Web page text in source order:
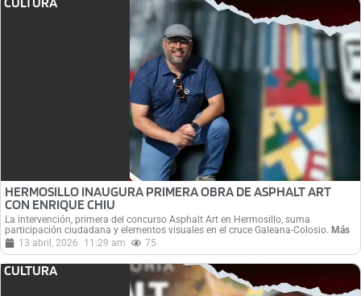
HERMOSILLO INAUGURA PRIMERA OBRA DE ASPHALT ART
CON ENRIQUE CHIU
La intervención, primera del concurso Asphalt Art en Hermosillo, suma
participación ciudadana y elementos visuales en el cruce Galeana-Colosio. Más
13 abril, 2026
11:29 am 75
CULTURA